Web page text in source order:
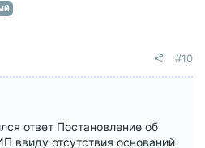
#10
ответ Постановление об
ввиду отсутствия оснований